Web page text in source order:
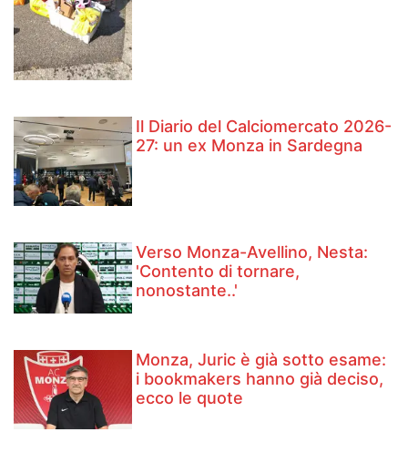
Il Diario del Calciomercato 2026-
27: un ex Monza in Sardegna
Verso Monza-Avellino, Nesta:
'Contento di tornare,
nonostante..'
Monza, Juric è già sotto esame:
i bookmakers hanno già deciso,
ecco le quote